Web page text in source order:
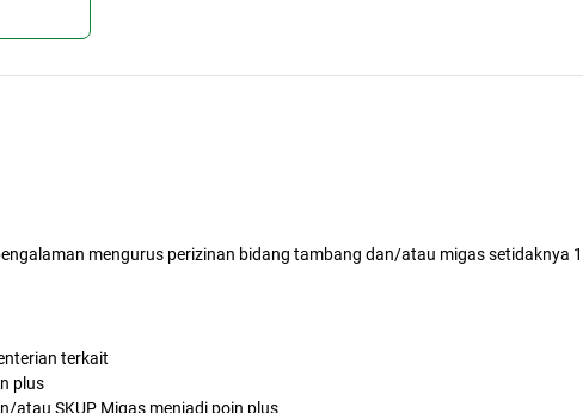
mengurus perizinan bidang tambang dan/atau migas setidaknya 1
terkait
plus
atau SKUP Migas menjadi poin plus